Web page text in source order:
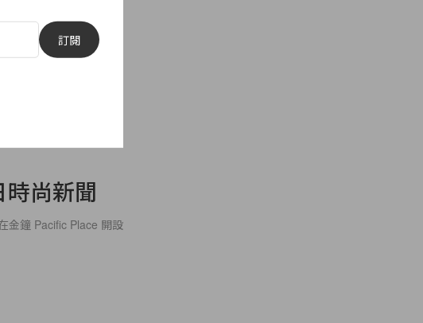
尚新聞
金鐘 Pacific Place 開設
訂閱